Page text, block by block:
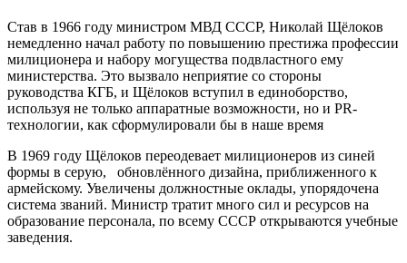
Став в 1966 году министром МВД СССР, Николай Щёлоков
немедленно начал работу по повышению престижа профессии
милиционера и набору могущества подвластного ему
министерства. Это вызвало неприятие со стороны
руководства КГБ, и Щёлоков вступил в единоборство,
используя не только аппаратные возможности, но и PR-
технологии, как сформулировали бы в наше время
В 1969 году Щёлоков переодевает милиционеров из синей
формы в серую, обновлённого дизайна, приближенного к
армейскому. Увеличены должностные оклады, упорядочена
система званий. Министр тратит много сил и ресурсов на
образование персонала, по всему СССР открываются учебные
заведения.